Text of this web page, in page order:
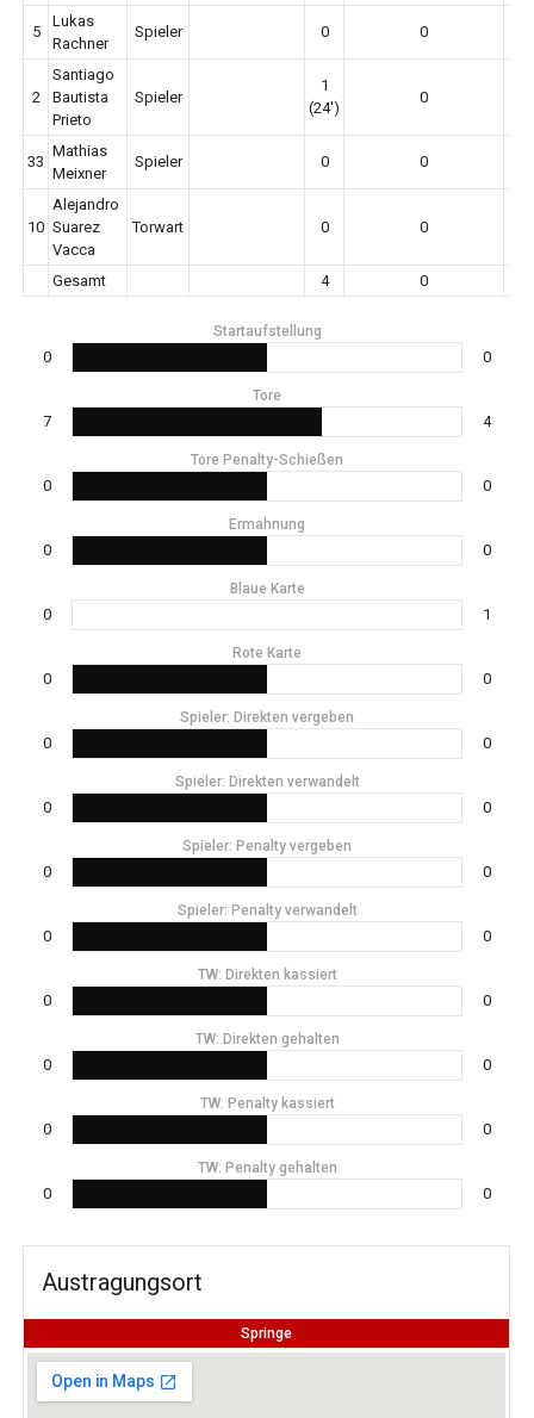
5
Lukas
Rachner
Spieler 0 0
2
Santiago
Bautista
Prieto
Spieler
1
(24')
0
33
Mathias
Meixner
Spieler 0 0
10
Alejandro
Suarez
Vacca
Torwart 0 0
Gesamt 4 0
Startaufstellung
0 0
Tore
7 4
Tore Penalty-Schießen
0 0
Ermahnung
0 0
Blaue Karte
0 1
Rote Karte
0 0
Spieler: Direkten vergeben
0 0
Spieler: Direkten verwandelt
0 0
Spieler: Penalty vergeben
0 0
Spieler: Penalty verwandelt
0 0
TW: Direkten kassiert
0 0
TW: Direkten gehalten
0 0
TW: Penalty kassiert
0 0
TW: Penalty gehalten
0 0
Austragungsort
Springe